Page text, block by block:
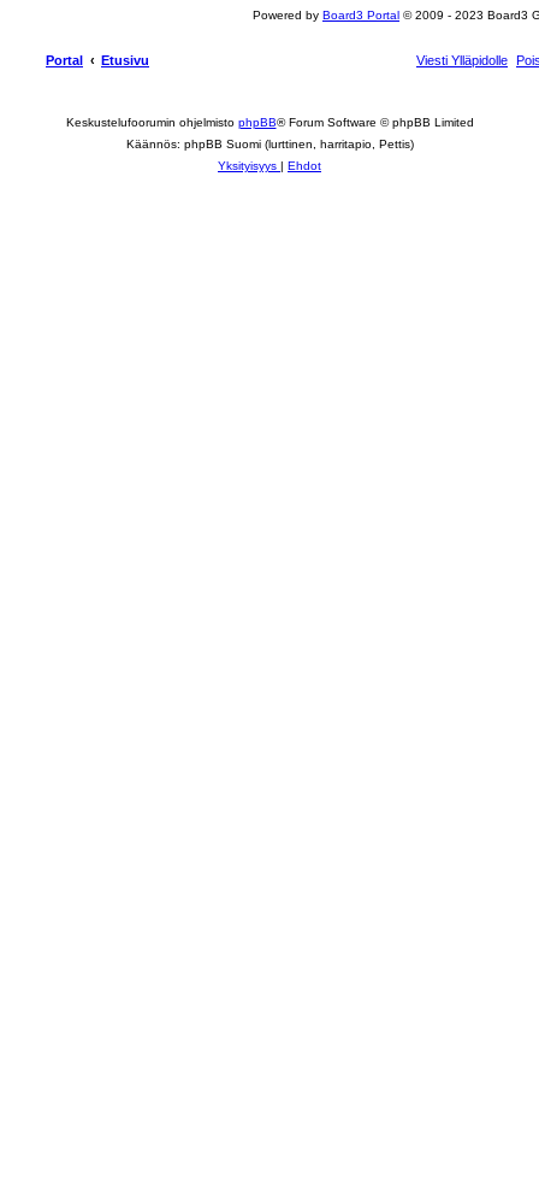
Powered by Board3 Portal © 2009 - 2023 Board3
Portal Etusivu Viesti Ylläpidolle
Keskustelufoorumin ohjelmisto phpBB® Forum Software © phpBB Limited
Käännös: phpBB Suomi (lurttinen, harritapio, Pettis)
Yksityisyys | Ehdot